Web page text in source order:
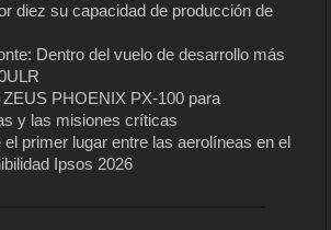
diez su capacidad de producción de
Dentro del vuelo de desarrollo más
PHOENIX PX-100 para
y las misiones críticas
el primer lugar entre las aerolíneas en el
Ipsos 2026